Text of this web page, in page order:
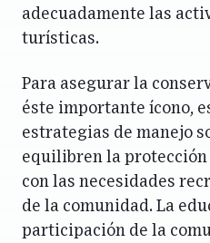
adecuadamente las
turísticas.
Para asegurar la
éste importante ícono,
estrategias de manejo
equilibren la
con las necesidades
de la comunidad. La
participación de la